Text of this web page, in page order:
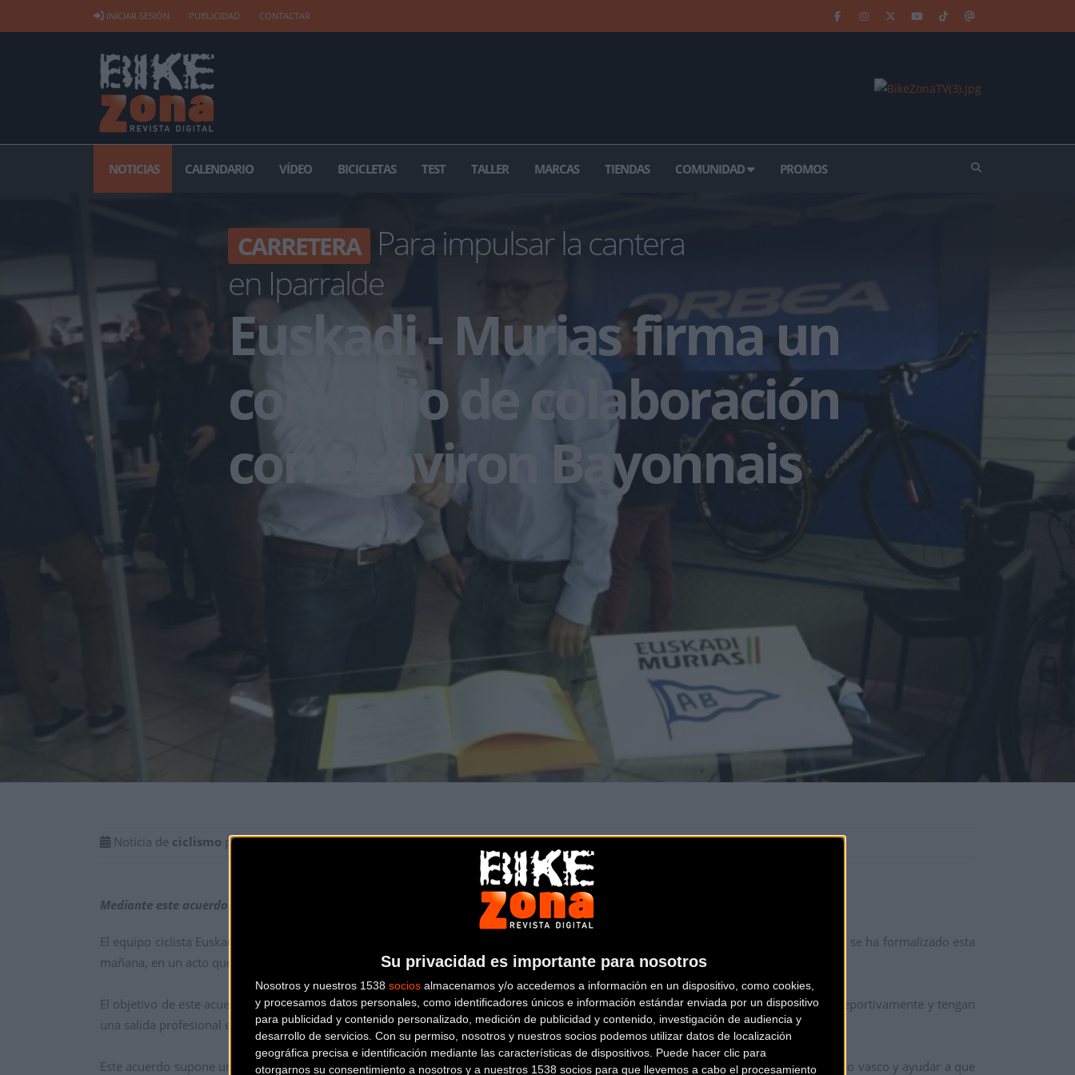
Su privacidad es importante para nosotros
Nosotros y nuestros 1538 socios almacenamos y/o accedemos a información en un dispositivo, como cookies,
y procesamos datos personales, como identificadores únicos e información estándar enviada por un dispositivo
para publicidad y contenido personalizado, medición de publicidad y contenido, investigación de audiencia y
desarrollo de servicios. Con su permiso, nosotros y nuestros socios podemos utilizar datos de localización
geográfica precisa e identificación mediante las características de dispositivos. Puede hacer clic para
otorgarnos su consentimiento a nosotros y a nuestros 1538 socios para que llevemos a cabo el procesamiento
INICIAR SESIÓN PUBLICIDAD CONTACTAR
NOTICIAS CALENDARIO VÍDEO BICICLETAS TEST TALLER MARCAS TIENDAS COMUNIDAD PROMOS
CARRETERA Para impulsar la cantera
en Iparralde
Euskadi - Murias firma un
convenio de colaboración
con el Aviron Bayonnais
Noticia de ciclismo publicada ellunes, 27 de noviembre de 2017a las11:34hen la sección deCarretera
Mediante este acuerdo se pretende dar un impulso a la cantera del ciclismo en Iparralde
El equipo ciclista Euskadi – Murias ha firmado un acuerdo de colaboración con la sección de ciclismo del Aviron Bayonnais. El acuerdo se ha formalizado esta
mañana, en un acto que ha tenido lugar en la tienda R.D. Cycles de Bayona, distribuidora oficial de Orbea en la ciudad labortana.
El objetivo de este acuerdo es potenciar la cantera del ciclismo en Iparralde y conseguir que los jóvenes talentos puedan evolucionar deportivamente y tengan
una salida profesional en el equipo continental profesional Euskadi – Murias.
Este acuerdo supone un nuevo paso en el desarrollo de la filosofía de Euskadi – Murias, que busca trabajar con toda la base del ciclismo vasco y ayudar a que